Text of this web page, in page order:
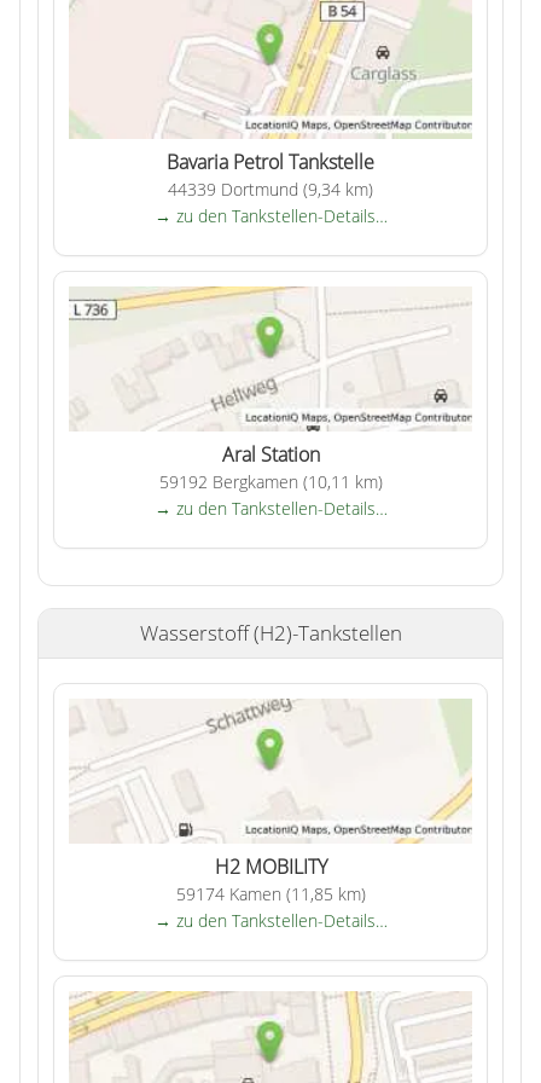
Bavaria Petrol Tankstelle
44339 Dortmund (9,34 km)
→ zu den Tankstellen-Details…
Aral Station
59192 Bergkamen (10,11 km)
→ zu den Tankstellen-Details…
Wasserstoff (H2)-Tankstellen
H2 MOBILITY
59174 Kamen (11,85 km)
→ zu den Tankstellen-Details…